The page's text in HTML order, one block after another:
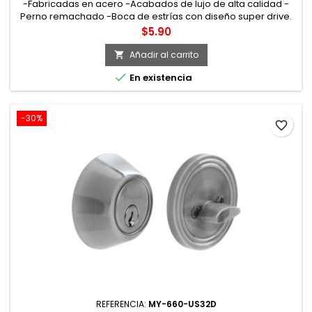
-Fabricadas en acero -Acabados de lujo de alta calidad -
Perno remachado -Boca de estrías con diseño super drive.
Cuerpo ovalado para un agarre más cómodo
Precio
$5.90
 Añadir al carrito
 En existencia
-30%
REFERENCIA: MY-660-US32D
favorite_border